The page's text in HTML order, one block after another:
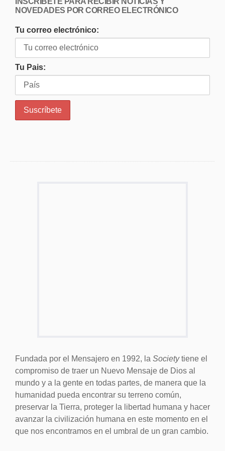
NOVEDADES POR CORREO ELECTRÓNICO
Tu correo electrónico:
Tu Pais:
Fundada por el Mensajero en 1992, la Societytiene el
compromiso de traer un Nuevo Mensaje de Dios al
mundo y a la gente en todas partes, de manera que la
humanidad pueda encontrar su terreno común,
preservar la Tierra, proteger la libertad humana y hacer
avanzar la civilización humana en este momento en el
que nos encontramos en el umbral de un gran cambio.